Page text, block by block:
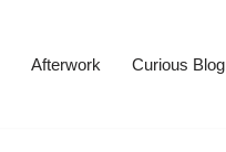
Afterwork Curious Blog